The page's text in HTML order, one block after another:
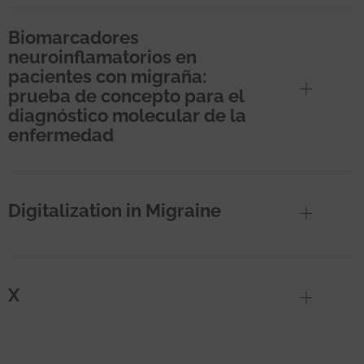
Biomarcadores
neuroinflamatorios en
pacientes con migraña:
prueba de concepto para el
diagnóstico molecular de la
enfermedad
Digitalization in Migraine
X